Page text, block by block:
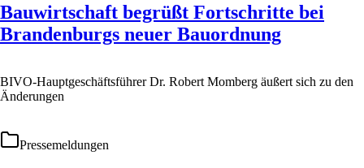
Bauwirtschaft begrüßt Fortschritte bei
Brandenburgs neuer Bauordnung
BIVO-Hauptgeschäftsführer Dr. Robert Momberg äußert sich zu den
Änderungen
Pressemeldungen